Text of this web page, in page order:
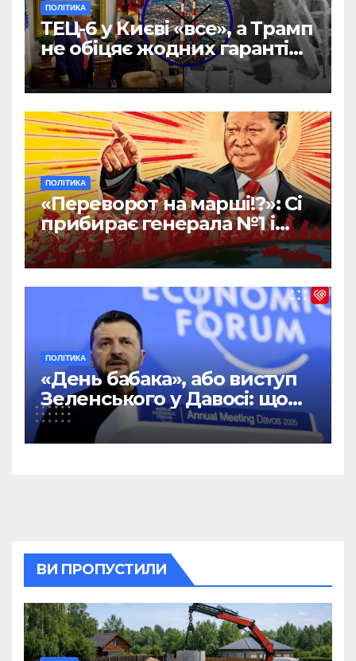
ПОЛІТИКА
ТЕЦ-6 у Києві «все», а Трамп
не обіцяє жодних гарантій –
без виходу ЗСУ з Донбасу
(ФОТО)
ПОЛІТИКА
«Переворот на марші!?»: Сі
прибирає генерала №1 і
бере на себе керівництво
Армією Китаю (ФОТО)
ПОЛІТИКА
«День бабака», або виступ
Зеленського у Давосі: що
саме сказав Президент
(ФОТО/ВІДЕО)
ВИ ПРОПУСТИЛИ